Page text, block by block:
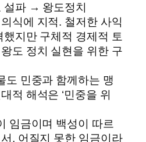
설파 → 왕도정치
식에 지적. 철저한 사익
지만 구체적 경제적 토
도 정치 실현을 위한 구
도 민중과 함께하는 맹
적 해석은 ‘민중을 위
임금이며 백성이 따르
, 어질지 못한 임금이라